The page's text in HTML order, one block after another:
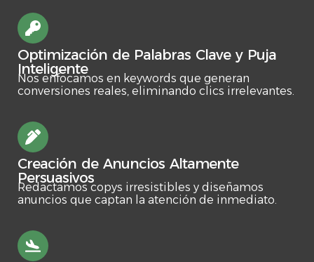
Optimización de Palabras Clave y Puja
Inteligente
Nos enfocamos en keywords que generan
conversiones reales, eliminando clics irrelevantes.
Creación de Anuncios Altamente
Persuasivos
Redactamos copys irresistibles y diseñamos
anuncios que captan la atención de inmediato.